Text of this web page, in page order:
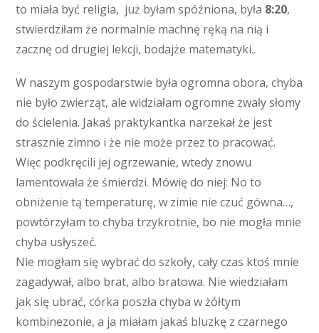
to miała być religia, już byłam spóźniona, była 8:20,
stwierdziłam że normalnie machnę ręką na nią i
zacznę od drugiej lekcji, bodajże matematyki..
W naszym gospodarstwie była ogromna obora, chyba
nie było zwierząt, ale widziałam ogromne zwały słomy
do ścielenia. Jakaś praktykantka narzekał że jest
strasznie zimno i że nie może przez to pracować.
Więc podkręcili jej ogrzewanie, wtedy znowu
lamentowała że śmierdzi. Mówię do niej: No to
obniżenie tą temperaturę, w zimie nie czuć gówna…,
powtórzyłam to chyba trzykrotnie, bo nie mogła mnie
chyba usłyszeć.
Nie mogłam się wybrać do szkoły, cały czas ktoś mnie
zagadywał, albo brat, albo bratowa. Nie wiedziałam
jak się ubrać, córka poszła chyba w żółtym
kombinezonie, a ja miałam jakaś bluzkę z czarnego